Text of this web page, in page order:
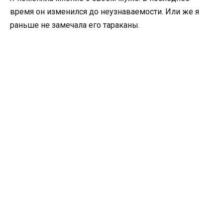
время он изменился до неузнаваемости. Или же я
раньше не замечала его тараканы.